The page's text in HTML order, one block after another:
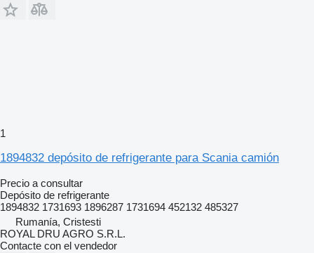
1
1894832 depósito de refrigerante para Scania camión
Precio a consultar
Depósito de refrigerante
1894832 1731693 1896287 1731694 452132 485327
Rumanía, Cristesti
ROYAL DRU AGRO S.R.L.
Contacte con el vendedor